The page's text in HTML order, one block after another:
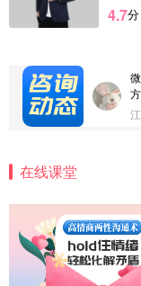
4.7分
在线课堂